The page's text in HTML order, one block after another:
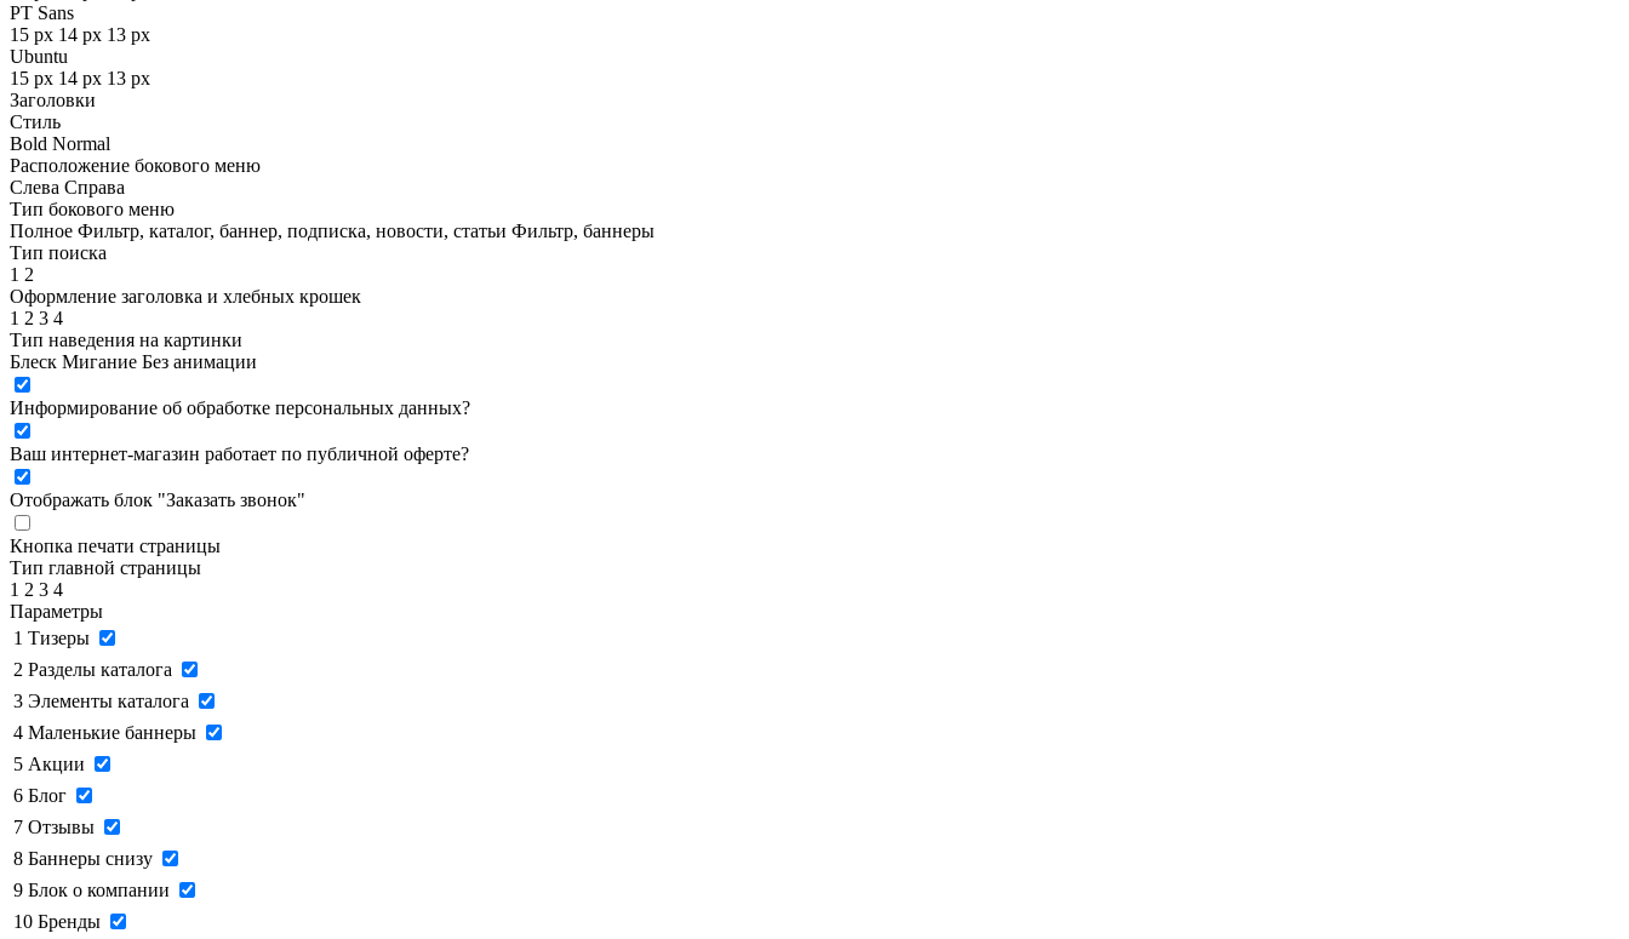
PT Sans
15 px 14 px 13 px
Ubuntu
15 px 14 px 13 px
Заголовки
Стиль
Bold Normal
Расположение бокового меню
Слева Справа
Тип бокового меню
Полное Фильтр, каталог, баннер, подписка, новости, статьи Фильтр, баннеры
Тип поиска
1 2
Оформление заголовка и хлебных крошек
1 2 3 4
Тип наведения на картинки
Блеск Мигание Без анимации
Информирование об обработке персональных данных?
Ваш интернет-магазин работает по публичной оферте?
Отображать блок "Заказать звонок"
Кнопка печати страницы
Тип главной страницы
1 2 3 4
Параметры
1 Тизеры
2 Разделы каталога
3 Элементы каталога
4 Маленькие баннеры
5 Акции
6 Блог
7 Отзывы
8 Баннеры снизу
9 Блок о компании
10 Бренды